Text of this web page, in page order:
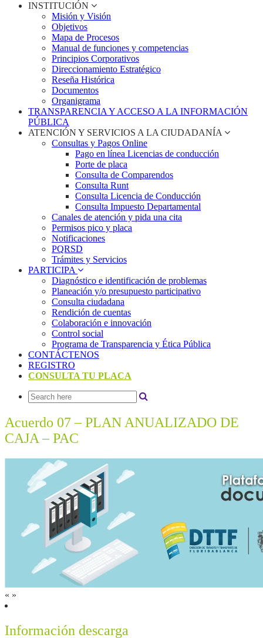
INSTITUCIÓN
Misión y Visión
Objetivos
Mapa de Procesos
Manual de funciones y competencias
Principios Corporativos
Direccionamiento Estratégico
Reseña Histórica
Documentos
Organigrama
TRANSPARENCIA Y ACCESO A LA INFORMACIÓN
PÚBLICA
ATENCIÓN Y SERVICIOS A LA CIUDADANÍA
Consultas y Pagos Online
Pago en línea Licencias de conducción
Porte de placa
Consulta de Comparendos
Consulta Runt
Consulta Licencia de Conducción
Consulta Impuesto Departamental
Canales de atención y pida una cita
Permisos pico y placa
Notificaciones
PQRSD
Trámites y Servicios
PARTICIPA
Diagnóstico e identificación de problemas
Planeación y/o presupuesto participativo​
Consulta ciudadana
Rendición de cuentas
Colaboración e innovación
Control social
Programa de Transparencia y Ética Pública
CONTÁCTENOS
REGISTRO
CONSULTA TU PLACA
Acuerdo 07 – PLAN ANUALIZADO DE
CAJA – PAC
« »
Información descarga